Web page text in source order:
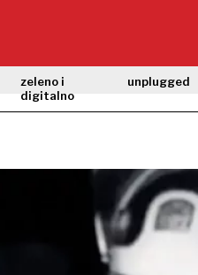
zeleno i
digitalno
unplugged